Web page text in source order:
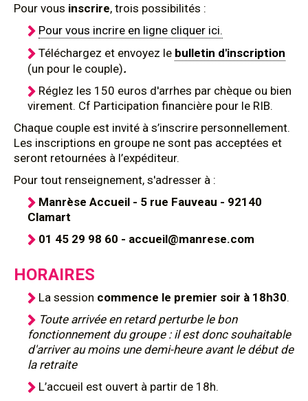
Pour vous inscrire, trois possibilités :
Pour vous incrire en ligne cliquer ici.
Téléchargez et envoyez le bulletin d'inscription
(un pour le couple).
Réglez les 150 euros d'arrhes par chèque ou bien
virement. Cf Participation financière pour le RIB.
Chaque couple est invité à s’inscrire personnellement.
Les inscriptions en groupe ne sont pas acceptées et
seront retournées à l’expéditeur.
Pour tout renseignement, s'adresser à :
Manrèse Accueil - 5 rue Fauveau - 92140
Clamart
01 45 29 98 60 - accueil@manrese.com
HORAIRES
La session commence le premier soir à 18h30.
Toute arrivée en retard perturbe le bon
fonctionnement du groupe : il est donc souhaitable
d'arriver au moins une demi-heure avant le début de
la retraite
L’accueil est ouvert à partir de 18h.